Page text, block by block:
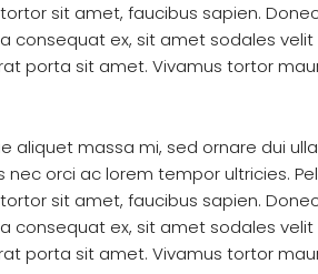
sit amet, faucibus sapien.
consequat ex, sit amet sodales
porta sit amet. Vivamus tortor
aliquet massa mi, sed ornare dui
orci ac lorem tempor ultricies.
sit amet, faucibus sapien.
consequat ex, sit amet sodales
porta sit amet. Vivamus tortor